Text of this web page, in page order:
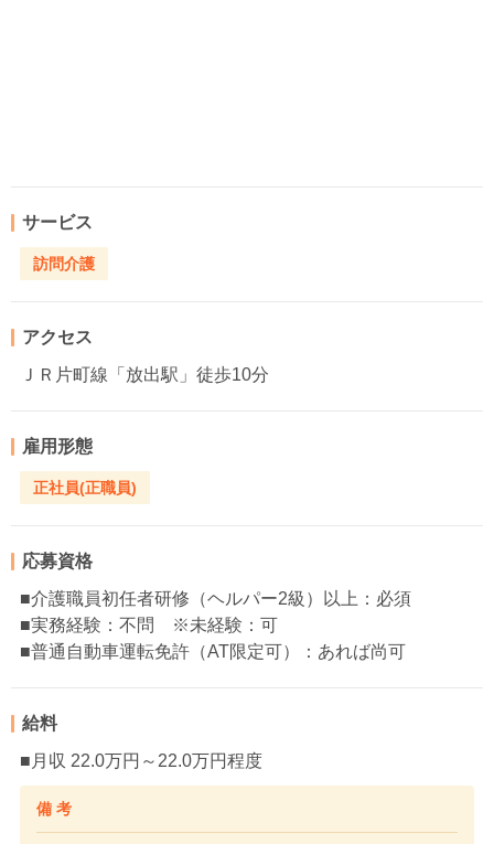
サービス
訪問介護
アクセス
ＪＲ片町線「放出駅」徒歩10分
雇用形態
正社員(正職員)
応募資格
■介護職員初任者研修（ヘルパー2級）以上：必須
■実務経験：不問 ※未経験：可
■普通自動車運転免許（AT限定可）：あれば尚可
給料
■月収 22.0万円～22.0万円程度
備 考